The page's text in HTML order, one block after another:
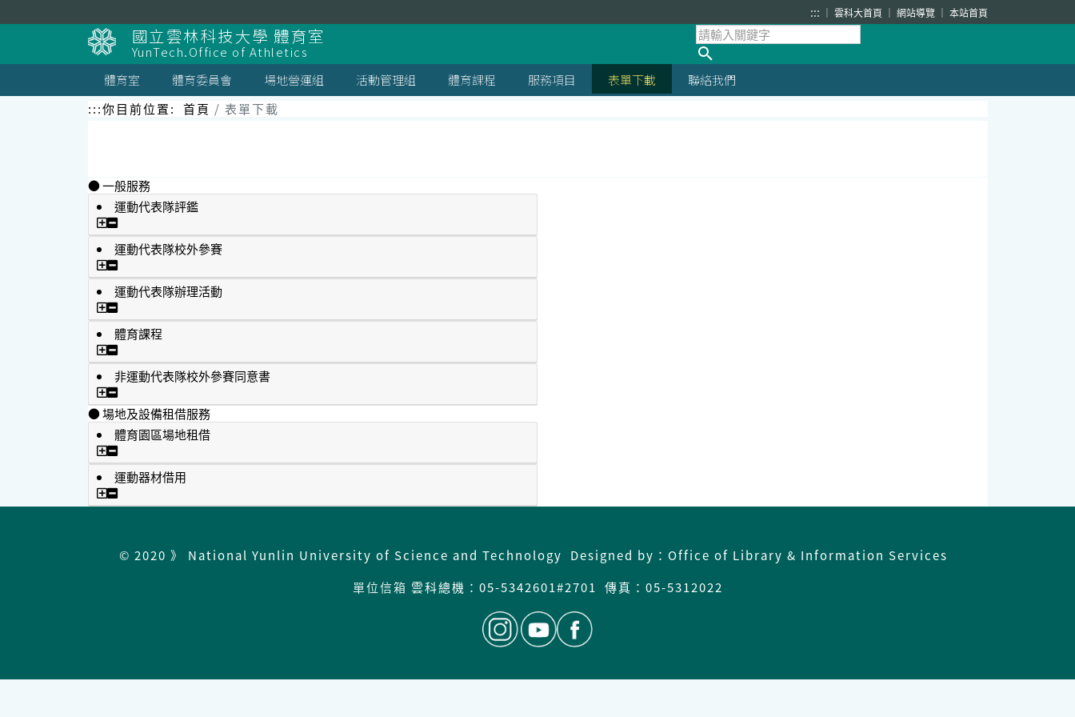
到
主
要
內
容
區
塊
::: 雲科大首頁 網站導覽 本站首頁
國立雲林科技大學 體育室
YunTech.Office of Athletics
體育室
體育委員會 場地營運組 活動管理組 體育課程 服務項目 表單下載
聯絡我們
:::你目前位置: 首頁 表單下載
● 一般服務
運動代表隊評鑑
運動代表隊評鑑
運動代表隊校外參賽
運動代表隊校外參賽
運動代表隊辦理活動
運動代表隊辦理活動
體育課程
體育課程
非運動代表隊校外參賽同意書
非運動代表隊校外參賽同意書
● 場地及設備租借服務
體育園區場地租借
體育園區場地租借
運動器材借用
運動器材借用
© 2020 》 National Yunlin University of Science and Technology Designed by：Office of Library & Information Services
單位信箱 雲科總機： 05-5342601#2701 傳真：05-5312022